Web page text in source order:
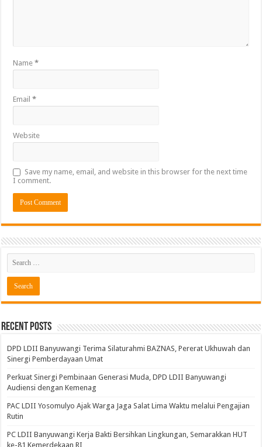
Name*
Email*
Website
Save my name, email, and website in this browser for the next time
I comment.
Recent Posts
DPD LDII Banyuwangi Terima Silaturahmi BAZNAS, Pererat Ukhuwah dan
Sinergi Pemberdayaan Umat
Perkuat Sinergi Pembinaan Generasi Muda, DPD LDII Banyuwangi
Audiensi dengan Kemenag
PAC LDII Yosomulyo Ajak Warga Jaga Salat Lima Waktu melalui Pengajian
Rutin
PC LDII Banyuwangi Kerja Bakti Bersihkan Lingkungan, Semarakkan HUT
ke-81 Kemerdekaan RI